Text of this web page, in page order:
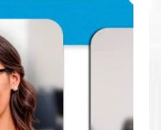
impresora
provincia
la mejor manera de